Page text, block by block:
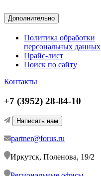
Дополнительно
Политика обработки
персональных данных
Прайс-лист
Поиск по сайту
Контакты
+7 (3952) 28-84-10
Написать нам
partner@forus.ru
Иркутск, Поленова, 19/2